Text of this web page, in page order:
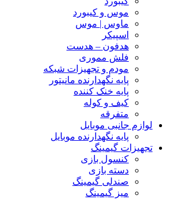
موس و کیبورد
ماوس | موس
اسپیکر
هدفون – هدست
فلش مموری
مودم و تجهیزات شبکه
پایه نگهدارنده مانیتور
پایه خنک کننده
کیف و کوله
متفرقه
لوازم جانبی موبایل
پایه نگهدارنده موبایل
تجهیزات گیمینگ
کنسول بازی
دسته بازی
صندلی گیمینگ
میز گیمینگ